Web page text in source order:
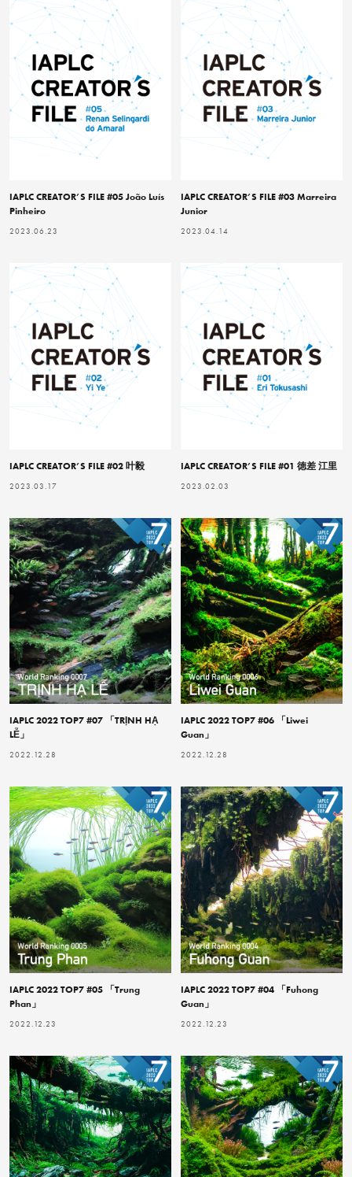
IAPLC CREATOR’S FILE #05 João Luís
Pinheiro
2023.06.23
IAPLC CREATOR’S FILE #03 Marreira
Junior
2023.04.14
IAPLC CREATOR’S FILE #02 叶毅
2023.03.17
IAPLC CREATOR’S FILE #01 徳差 江里
2023.02.03
IAPLC 2022 TOP7 #07 「TRỊNH HẠ
LỄ」
2022.12.28
IAPLC 2022 TOP7 #06 「Liwei
Guan」
2022.12.28
IAPLC 2022 TOP7 #05 「Trung
Phan」
2022.12.23
IAPLC 2022 TOP7 #04 「Fuhong
Guan」
2022.12.23